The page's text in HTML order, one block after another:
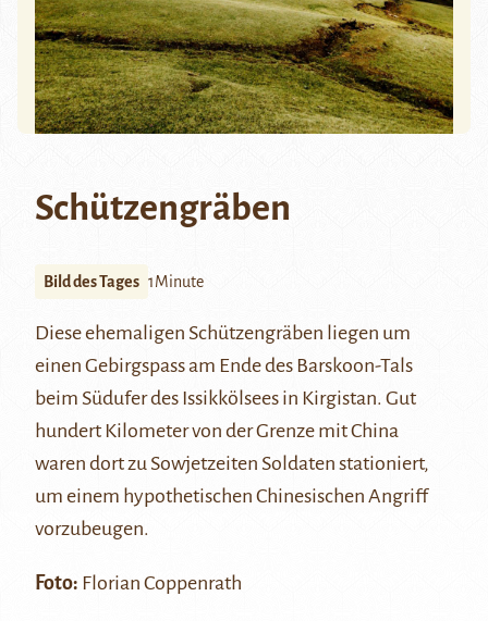
Schützengräben
Bild des Tages 1Minute
Diese ehemaligen Schützengräben liegen um
einen Gebirgspass am Ende des Barskoon-Tals
beim Südufer des Issikkölsees in Kirgistan. Gut
hundert Kilometer von der Grenze mit China
waren dort zu Sowjetzeiten Soldaten stationiert,
um einem hypothetischen Chinesischen Angriff
vorzubeugen.
Foto: Florian Coppenrath